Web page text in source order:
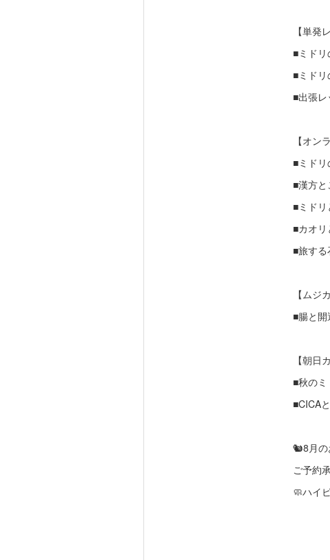
【単発
■ミド
■ミド
■出張
【オン
■ミドリ
■漢方
■ミド
■カオ
■旅す
【ムジ
■腸と
【朝日
■秋の
■CICA
🐿️8月の
ご予約
🧼ハイ